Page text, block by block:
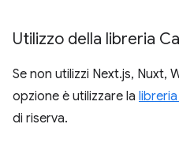
Utilizzo della libreria
Se non utilizzi Next.js, Nuxt,
opzione è utilizzare la
di riserva.